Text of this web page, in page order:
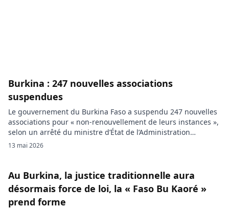
Burkina : 247 nouvelles associations
suspendues
Le gouvernement du Burkina Faso a suspendu 247 nouvelles
associations pour « non-renouvellement de leurs instances »,
selon un arrêté du ministre d’État de l’Administration
territoriale et de la Mobilité, Émile Zerbo, dans le
avril 2026, les […]
13 mai 2026
Au Burkina, la justice traditionnelle aura
désormais force de loi, la « Faso Bu Kaoré »
prend forme